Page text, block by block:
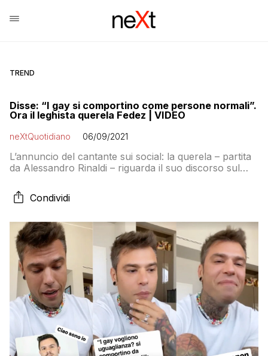
TREND
Disse: “I gay si comportino come persone normali”.
Ora il leghista querela Fedez | VIDEO
neXtQuotidiano 06/09/2021
L’annuncio del cantante sui social: la querela – partita
da Alessandro Rinaldi – riguarda il suo discorso sul
Condividi